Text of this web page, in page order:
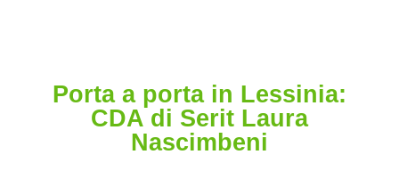
Porta a porta in Lessinia:
CDA di Serit Laura
Nascimbeni